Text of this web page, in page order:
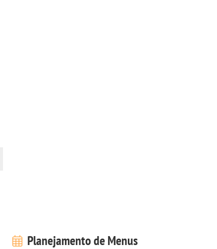
Planejamento de Menus